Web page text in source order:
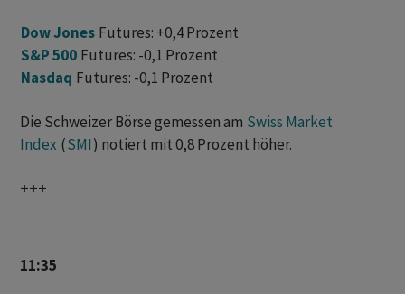
Dow Jones Futures: +0,4 Prozent
S&P 500 Futures: -0,1 Prozent
Nasdaq Futures: -0,1 Prozent
Die Schweizer Börse gemessen am Swiss Market
Index (SMI) notiert mit 0,8 Prozent höher.
+++
11:35